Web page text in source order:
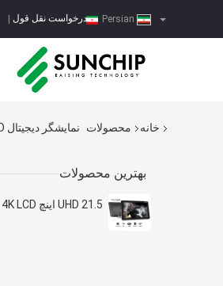
درخواست نقل قول
خانه محصولات نمایشگر دیجیتال LCD LCD
بهترین محصولات